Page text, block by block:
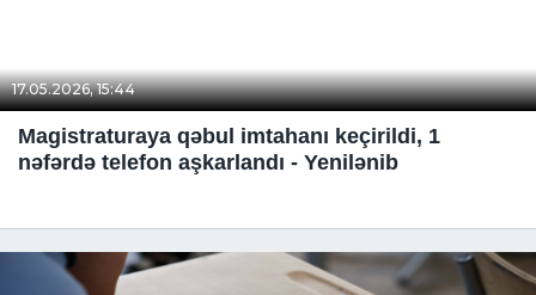
17.05.2026, 15:44
Magistraturaya qəbul imtahanı keçirildi, 1
nəfərdə telefon aşkarlandı - Yenilənib